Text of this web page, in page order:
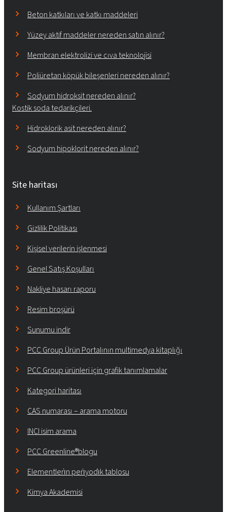
Beton katkıları ve katkı maddeleri
Yüzey aktif maddeler nereden satın alınır?
Membran elektrolizi ve cıva teknolojisi
Poliüretan köpük bileşenleri nereden alınır?
Sodyum hidroksit nereden alınır?
Kostik soda tedarikçileri.
Hidroklorik asit nereden alınır?
Sodyum hipoklorit nereden alınır?
Site haritası
Kullanım Şartları
Gizlilik Politikası
Kişisel verilerin işlenmesi
Genel Satış Koşulları
Nakliye hasarı raporu
Resim broşürü
Sunumu indir
PCC Group Ürün Portalının multimedya kitaplığı
PCC Group ürünleri için grafik tanımlamalar
Kategori haritası
CAS numarası – arama motoru
INCI isim arama
PCC Greenline®blogu
Elementleri̇n peri̇yodi̇k tablosu
Kimya Akademisi